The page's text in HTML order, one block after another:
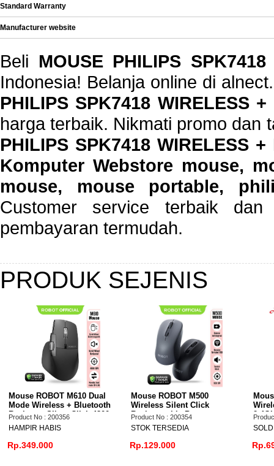
Standard Warranty
Manufacturer website
Beli MOUSE PHILIPS
Indonesia! Belanja online di
PHILIPS SPK7418 WIRELESS
harga terbaik. Nikmati promo
PHILIPS SPK7418 WIRELESS
Komputer Webstore mouse,
mouse, mouse portable,
Customer service terbaik
pembayaran termudah.
PRODUK SEJENIS
Rp.129.000
Mouse ROBOT M500
Wireless Silent Click
Rechargeable Battery
800/1200/1600 Dpi
Product No : 200354
STOK TERSEDIA
Rp.69.000
Mouse ROBOT M270
Wireless Silent Click
2.4GHz 1600DPI Desain
Ergonomis
Product No : 200357
SOLD OUT